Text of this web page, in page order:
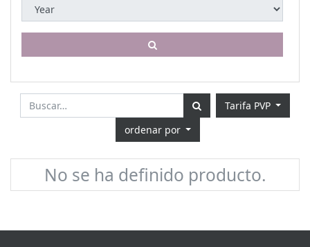
Tarifa PVP
ordenar por
No se ha definido producto.